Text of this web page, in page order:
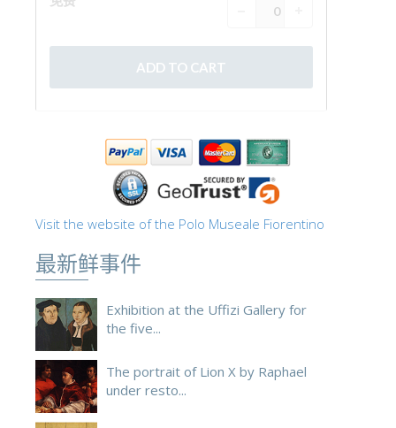
DEUTSCH
Visit the website of the Polo Museale Fiorentino
最新鲜事件
Exhibition at the Uffizi Gallery for
the five...
The portrait of Lion X by Raphael
under resto...